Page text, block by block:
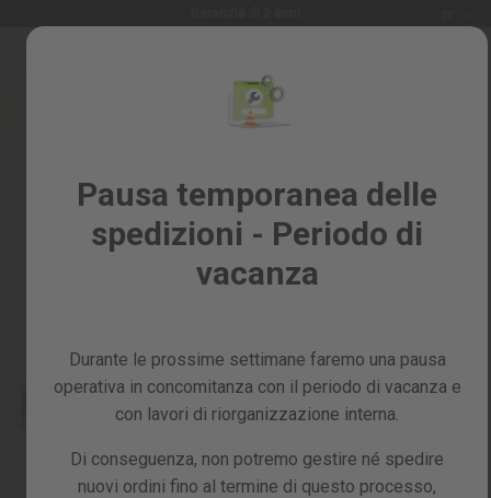
Pausa temporanea delle
spedizioni - Periodo di
vacanza
Durante le prossime settimane faremo una pausa
operativa in concomitanza con il periodo di vacanza e
con lavori di riorganizzazione interna.
Di conseguenza, non potremo gestire né spedire
nuovi ordini fino al termine di questo processo,
Salta
prodotti
Giardino
Ricambi